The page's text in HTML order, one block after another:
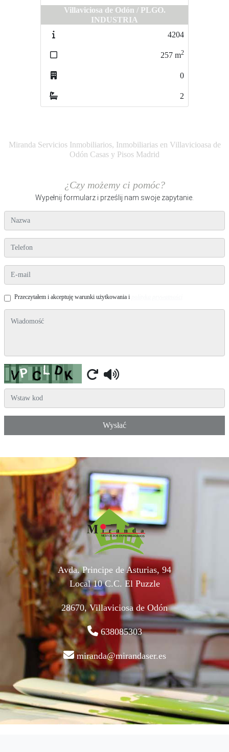
Villaviciosa de Odón / PLGO.
INDUSTRIA
4204
257 m2
0
2
Miranda Servicios Inmobiliarios, Inmobiliarias en Villavicioasa de
Odón Casas y Pisos Madrid
¿Czy możemy ci pomóc?
Wypełnij formularz i prześlij nam swoje zapytanie.
nazwa
telefon
e-mail
Przeczytałem i akceptuję warunki użytkowania i
Captcha
Wysłać
Avda. Principe de Asturias, 94
Local 10 C.C. El Puzzle
28670, Villaviciosa de Odón
638085303
miranda@mirandaser.es